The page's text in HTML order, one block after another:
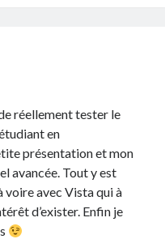
de réellement tester le
en
présentation et mon
avancée. Tout y est
voire avec Vista qui à
d’exister. Enfin je